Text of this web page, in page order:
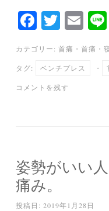
Fa
ce
bo
ok
T
wi
tte
r
E
m
ail
カテゴリー: 首痛 ・ 首痛・
タグ: ベンチプレス ・
コメントを残す
姿勢がいい
痛み。
投稿日: 2019年1月28日